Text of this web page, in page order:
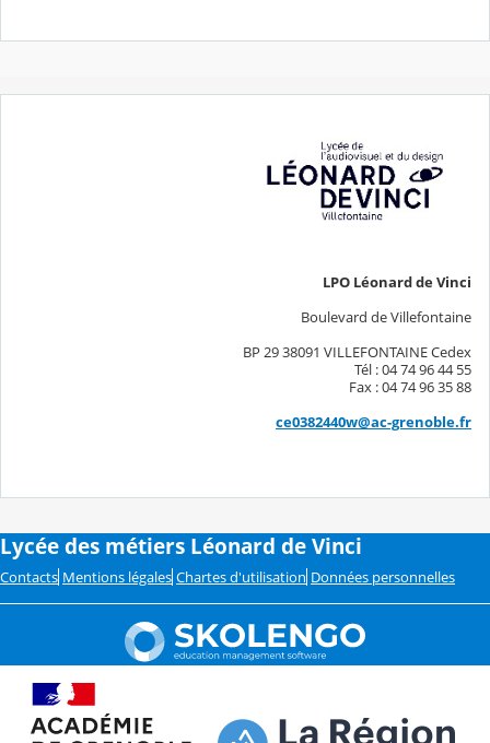
LPO Léonard de Vinci
Boulevard de Villefontaine
BP 29 38091 VILLEFONTAINE Cedex
Tél : 04 74 96 44 55
Fax : 04 74 96 35 88
ce0382440w@ac-grenoble.fr
Lycée des métiers Léonard de Vinci
Contacts Mentions légales Chartes d'utilisation Données personnelles